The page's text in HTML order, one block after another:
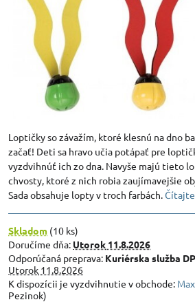
Loptičky so závažím, ktoré klesnú na dno
začať! Deti sa hravo učia potápať pre
vyzdvihnúť ich zo dna. Navyše majú tieto
chvosty, ktoré z nich robia zaujímavejšie
Sada obsahuje lopty v troch farbách.
Skladom (10 ks)
Doručíme dňa: Utorok 11.8.2026
Kuriérska služba
Utorok 11.8.2026
Pezinok)